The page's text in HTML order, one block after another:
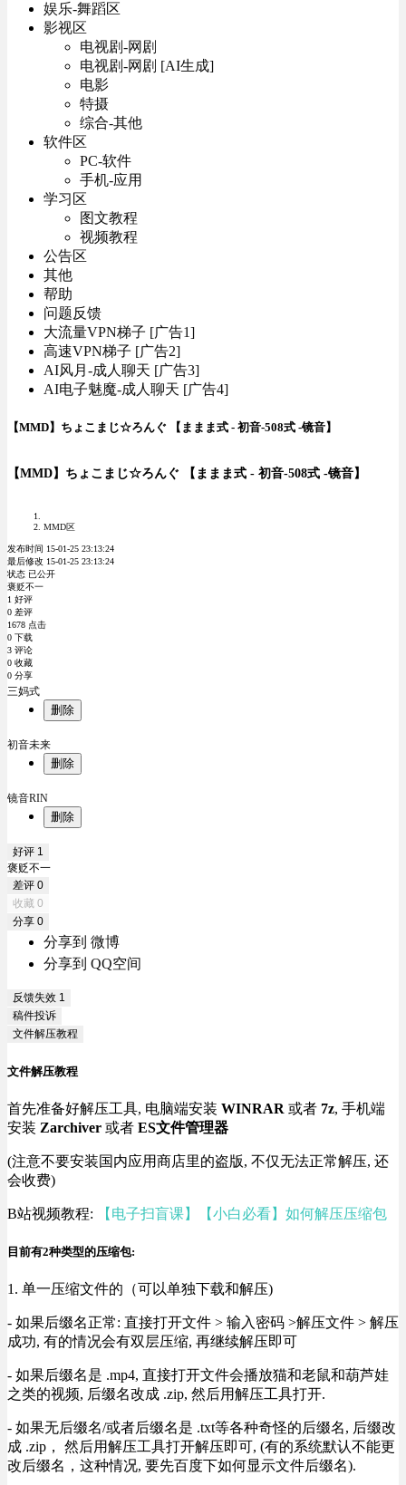
娱乐-舞蹈区
影视区
电视剧-网剧
电视剧-网剧 [AI生成]
电影
特摄
综合-其他
软件区
PC-软件
手机-应用
学习区
图文教程
视频教程
公告区
其他
帮助
问题反馈
大流量VPN梯子 [广告1]
高速VPN梯子 [广告2]
AI风月-成人聊天 [广告3]
AI电子魅魔-成人聊天 [广告4]
【MMD】ちょこまじ☆ろんぐ 【ままま式 - 初音-508式 -镜音】
【MMD】ちょこまじ☆ろんぐ 【ままま式 - 初音-508式 -镜音】
MMD区
发布时间 15-01-25 23:13:24
最后修改 15-01-25 23:13:24
状态 已公开
褒贬不一
1 好评
0 差评
1678 点击
0 下载
3 评论
0 收藏
0 分享
三妈式
删除
初音未来
删除
镜音RIN
删除
好评 1
褒贬不一
差评 0
收藏 0
分享 0
分享到 微博
分享到 QQ空间
反馈失效 1
稿件投诉
文件解压教程
文件解压教程
首先准备好解压工具, 电脑端安装 WINRAR 或者 7z, 手机端
安装 Zarchiver 或者 ES文件管理器
(注意不要安装国内应用商店里的盗版, 不仅无法正常解压, 还
会收费)
B站视频教程: 【电子扫盲课】【小白必看】如何解压压缩包
目前有2种类型的压缩包:
1. 单一压缩文件的（可以单独下载和解压)
- 如果后缀名正常: 直接打开文件 > 输入密码 >解压文件 > 解压
成功, 有的情况会有双层压缩, 再继续解压即可
- 如果后缀名是 .mp4, 直接打开文件会播放猫和老鼠和葫芦娃
之类的视频, 后缀名改成 .zip, 然后用解压工具打开.
- 如果无后缀名/或者后缀名是 .txt等各种奇怪的后缀名, 后缀改
成 .zip， 然后用解压工具打开解压即可, (有的系统默认不能更
改后缀名，这种情况, 要先百度下如何显示文件后缀名).